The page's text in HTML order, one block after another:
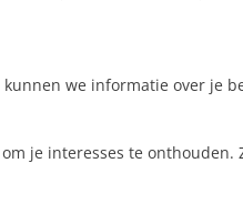
we informatie over je
je interesses te